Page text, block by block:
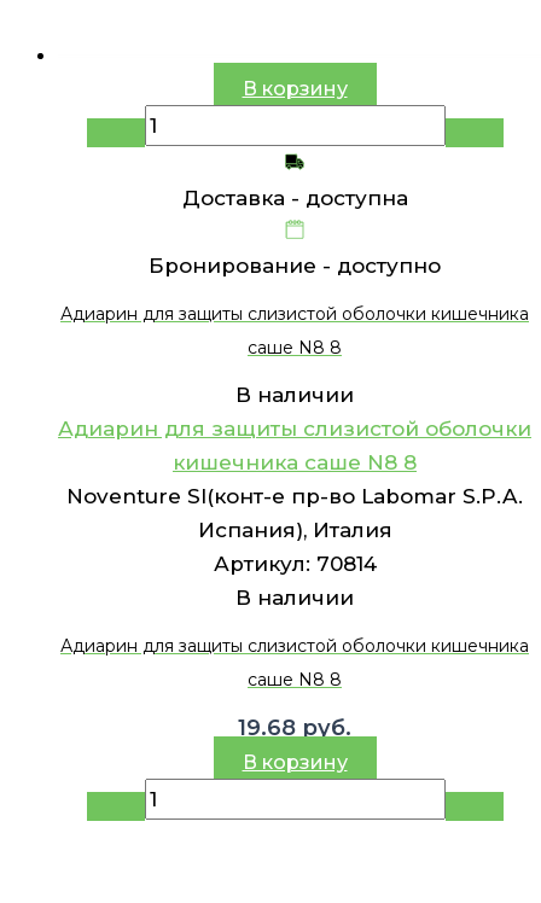
В корзину
Доставка - доступна
Бронирование - доступно
Адиарин для защиты слизистой оболочки кишечника
саше N8 8
В наличии
Адиарин для защиты слизистой оболочки
кишечника саше N8 8
Noventure Sl(конт-е пр-во Labomar S.P.A.
Испания), Италия
Артикул: 70814
В наличии
Адиарин для защиты слизистой оболочки кишечника
саше N8 8
19.68 руб.
В корзину